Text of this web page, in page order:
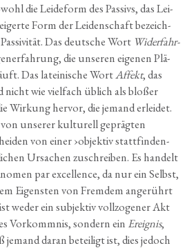
die Lei­de­form des Pas­sivs, das Lei­
Form der Lei­den­schaft bezeich­
Das deut­sche Wort Wider­fahr­
die unse­ren eige­nen Plä­
Das latei­ni­sche WortAffekt, das
wie viel­fach üblich als blo­ßer
Wir­kung her­vor, die jemand erlei­det.
von unse­rer kul­tu­rell gepräg­ten
von einer ›objek­tiv statt­fin­den­
Ursa­chen zuschrei­ben. Es han­delt
par excel­lence, da nur ein Selbst,
Eigens­ten von Frem­dem ange­rührt
weder ein sub­jek­tiv voll­zo­ge­ner Akt
Vor­komm­nis, son­dern ein Ereig­nis,
jemand dar­an betei­ligt ist, dies jedoch